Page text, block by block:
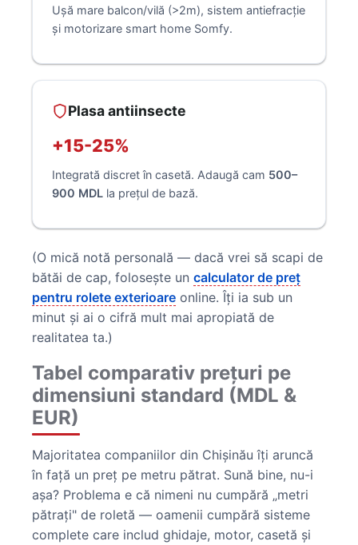
Ușă mare balcon/vilă (>2m), sistem antiefracție
și motorizare smart home Somfy.
Plasa antiinsecte
+15-25%
Integrată discret în casetă. Adaugă cam 500–
900 MDL la prețul de bază.
(O mică notă personală — dacă vrei să scapi de
bătăi de cap, folosește un calculator de preț
pentru rolete exterioare online. Îți ia sub un
minut și ai o cifră mult mai apropiată de
realitatea ta.)
Tabel comparativ prețuri pe
dimensiuni standard (MDL &
EUR)
Majoritatea companiilor din Chișinău îți aruncă
în față un preț pe metru pătrat. Sună bine, nu-i
așa? Problema e că nimeni nu cumpără „metri
pătrați" de roletă — oamenii cumpără sisteme
complete care includ ghidaje, motor, casetă și